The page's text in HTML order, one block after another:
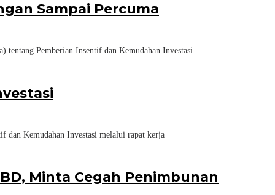
Sampai Percuma
tentang Pemberian Insentif dan Kemudahan Investasi
dan Kemudahan Investasi melalui rapat kerja
Minta Cegah Penimbunan